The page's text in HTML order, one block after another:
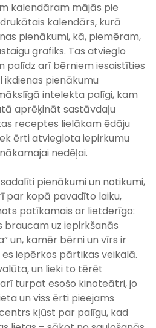
kalendāram mājās pie
kalendārs, kurā
pienākumi, kā, piemēram,
grafiks. Tas atvieglo
palīdz arī bērniem iesaistīties
ikdienas pienākumu
intelekta palīgi, kam
aprēķināt sastāvdaļu
receptes lielākam ēdāju
ērti atvieglota iepirkumu
nedēļai.
pienākumi un notikumi,
par kopā pavadīto laiku,
patīkamais ar lietderīgo:
braucam uz iepirkšanās
un, kamēr bērni un vīrs ir
iepērkos pārtikas veikalā.
un lieki to tērēt
turpat esošo kinoteātri, jo
un viss ērti pieejams
kļūst par palīgu, kad